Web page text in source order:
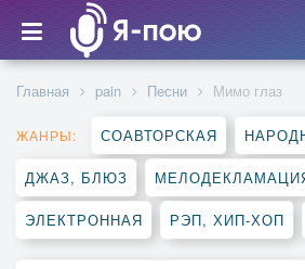
Главная pain Песни Мимо глаз
ЖАНРЫ: СОАВТОРСКАЯ
ДЖАЗ, БЛЮЗ
ЭЛЕКТРОННАЯ РЭП, ХИП-ХОП